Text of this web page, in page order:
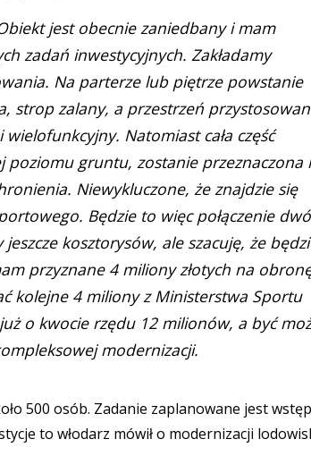
jest obecnie zaniedbany i mam
zadań inwestycyjnych. Zakładamy
Na parterze lub piętrze powstanie
strop zalany, a przestrzeń
Natomiast cała część
gruntu, zostanie przeznaczona
Niewykluczone, że znajdzie się
Będzie to więc połączenie
kosztorysów, ale szacuję, że
przyznane 4 miliony złotych na
kolejne 4 miliony z Ministerstwa Sportu
o kwocie rzędu 12 milionów, a być
modernizacji.
500 osób. Zadanie zaplanowane jest
to włodarz mówił o modernizacji